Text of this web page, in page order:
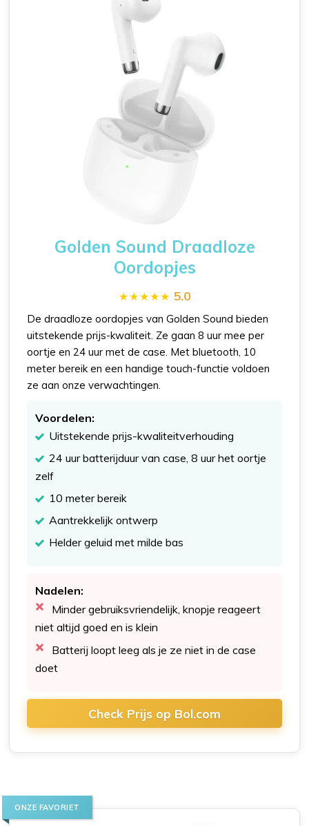
Golden Sound Draadloze
Oordopjes
5.0
De draadloze oordopjes van Golden Sound bieden
uitstekende prijs-kwaliteit. Ze gaan 8 uur mee per
oortje en 24 uur met de case. Met bluetooth, 10
meter bereik en een handige touch-functie voldoen
ze aan onze verwachtingen.
Voordelen:
Uitstekende prijs-kwaliteitverhouding
24 uur batterijduur van case, 8 uur het oortje
zelf
10 meter bereik
Aantrekkelijk ontwerp
Helder geluid met milde bas
Nadelen:
Minder gebruiksvriendelijk, knopje reageert
niet altijd goed en is klein
Batterij loopt leeg als je ze niet in de case
doet
Check Prijs op Bol.com
ONZE FAVORIET